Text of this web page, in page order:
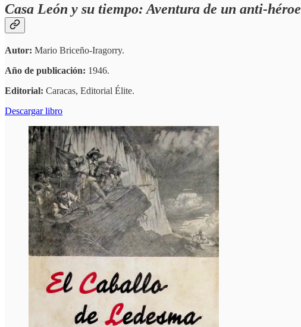
Casa León y su tiempo: Aventura de un anti-héroe
Autor: Mario Briceño-Iragorry.
Año de publicación: 1946.
Editorial: Caracas, Editorial Élite.
Descargar libro